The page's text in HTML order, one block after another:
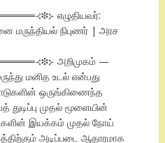
எழுதியவர்:
மருந்தியல் நிபுணர் | அரச
அறிமுகம் —
மனித உடல் என்பது
ஒருங்கிணைந்த
முதல் மூளையின்
இயக்கம் முதல் நோய்
அடிப்படை ஆதாரமாக